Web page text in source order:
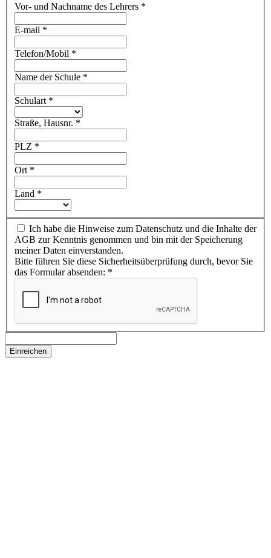
Vor- und Nachname des Lehrers *
E-mail *
Telefon/Mobil *
Name der Schule *
Schulart *
Straße, Hausnr. *
PLZ *
Ort *
Land *
Ich habe die Hinweise zum Datenschutz und die Inhalte der
AGB zur Kenntnis genommen und bin mit der Speicherung
meiner Daten einverstanden.
Bitte führen Sie diese Sicherheitsüberprüfung durch, bevor Sie
das Formular absenden: *